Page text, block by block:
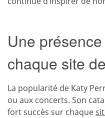
Une
chaque site
La popularité de Katy
ou aux concerts. Son
fort succès sur chaque